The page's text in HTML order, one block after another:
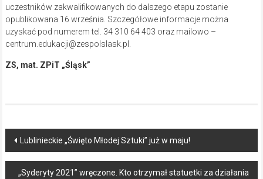
uczestników zakwalifikowanych do dalszego etapu zostanie
opublikowana 16 września. Szczegółowe informacje można
uzyskać pod numerem tel. 34 310 64 403 oraz mailowo –
centrum.edukacji@zespolslask.pl.
ZS, mat. ZPiT „Śląsk”
Post
navigation
Lublinieckie „Święto Młodej Sztuki” już w maju!
„Syderyty 2021” wręczone. Kto otrzymał statuetki za działania